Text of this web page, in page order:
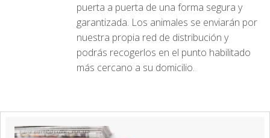
puerta a puerta de una forma segura y
garantizada. Los animales se enviarán por
nuestra propia red de distribución y
podrás recogerlos en el punto habilitado
más cercano a su domicilio.